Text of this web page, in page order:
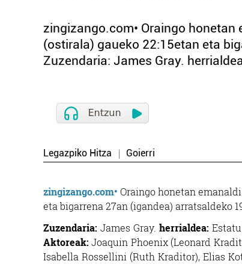
zingizango.com• Oraingo
(ostirala) gaueko 22:15etan eta
Zuzendaria: James Gray.
Legazpiko Hitza Goierri
zingizango.com• Oraingo honetan
eta bigarrena 27an (igandea) arratsaldeko
Zuzendaria: James Gray. herrialdea:
Aktoreak: Joaquin Phoenix (Leonard
Isabella Rossellini (Ruth Kraditor), Elias